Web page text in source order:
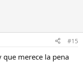
#15
merece la pena